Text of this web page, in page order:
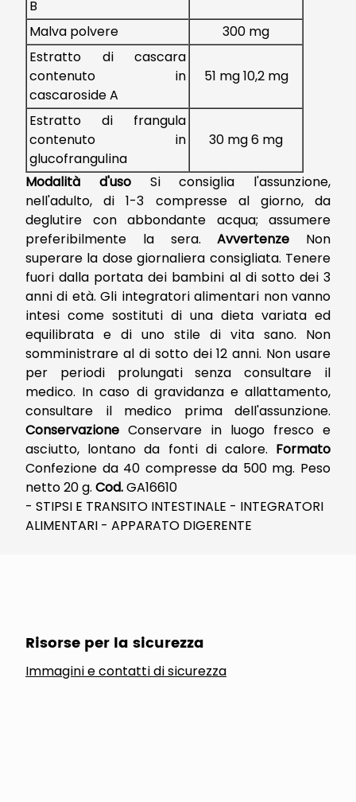
B
Malva polvere
300 mg
Estratto di cascara
contenuto in
cascaroside A
51 mg 10,2 mg
Estratto di frangula
contenuto in
glucofrangulina
30 mg 6 mg
Modalità d'usoSi consiglia l'assunzione,
nell'adulto, di 1-3 compresse al giorno, da
deglutire con abbondante acqua; assumere
preferibilmente la sera.Avvertenze Non
superare la dose giornaliera consigliata. Tenere
fuori dalla portata dei bambini al di sotto dei 3
anni di età. Gli integratori alimentari non vanno
intesi come sostituti di una dieta variata ed
equilibrata e di uno stile di vita sano. Non
somministrare al di sotto dei 12 anni. Non usare
per periodi prolungati senza consultare il
medico. In caso di gravidanza e allattamento,
consultare il medico prima dell'assunzione.
Conservazione Conservare in luogo fresco e
asciutto, lontano da fonti di calore. Formato
Confezione da 40 compresse da 500 mg. Peso
netto 20 g. Cod.GA16610
- STIPSI E TRANSITO INTESTINALE - INTEGRATORI
ALIMENTARI - APPARATO DIGERENTE
Risorse per la sicurezza
Immagini e contatti di sicurezza